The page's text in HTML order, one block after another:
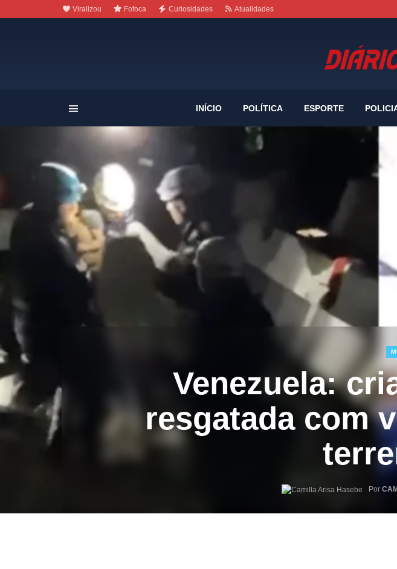
Viralizou Fofoca Curiosidades Atualidades
INÍCIO POLÍTICA ESPORTE
Venezuela:
resgatada com
Por